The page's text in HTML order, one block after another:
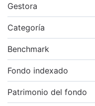
Gestora
Categoría
Benchmark
Fondo indexado
Patrimonio del fondo